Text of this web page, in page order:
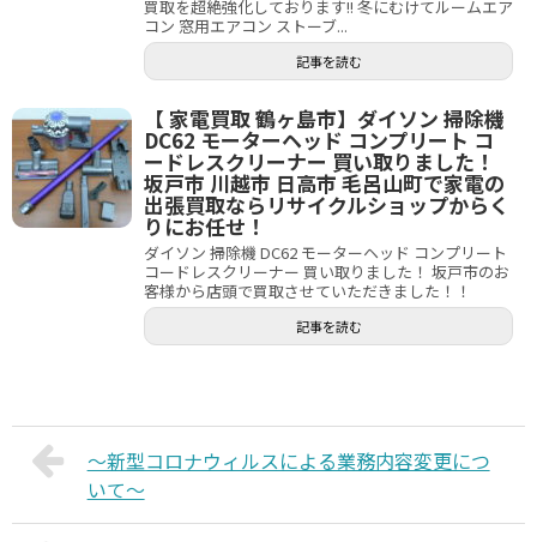
買取を超絶強化しております!! 冬にむけてルームエア
コン 窓用エアコン ストーブ...
記事を読む
【 家電買取 鶴ヶ島市】ダイソン 掃除機
DC62 モーターヘッド コンプリート コ
ードレスクリーナー 買い取りました！
坂戸市 川越市 日高市 毛呂山町で家電の
出張買取ならリサイクルショップからく
りにお任せ！
ダイソン 掃除機 DC62 モーターヘッド コンプリート
コードレスクリーナー 買い取りました！ 坂戸市のお
客様から店頭で買取させていただきました！！
記事を読む
～新型コロナウィルスによる業務内容変更につ
いて～